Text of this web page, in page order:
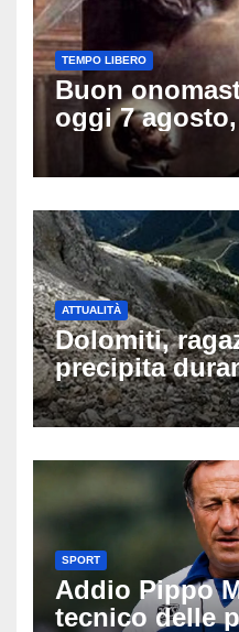
TEMPO LIBERO
Buon
oggi 7
di auguri da
social
ATTUALITÀ
Dolomiti,
precipita
Latemar
SPORT
Addio Pippo
tecnico delle